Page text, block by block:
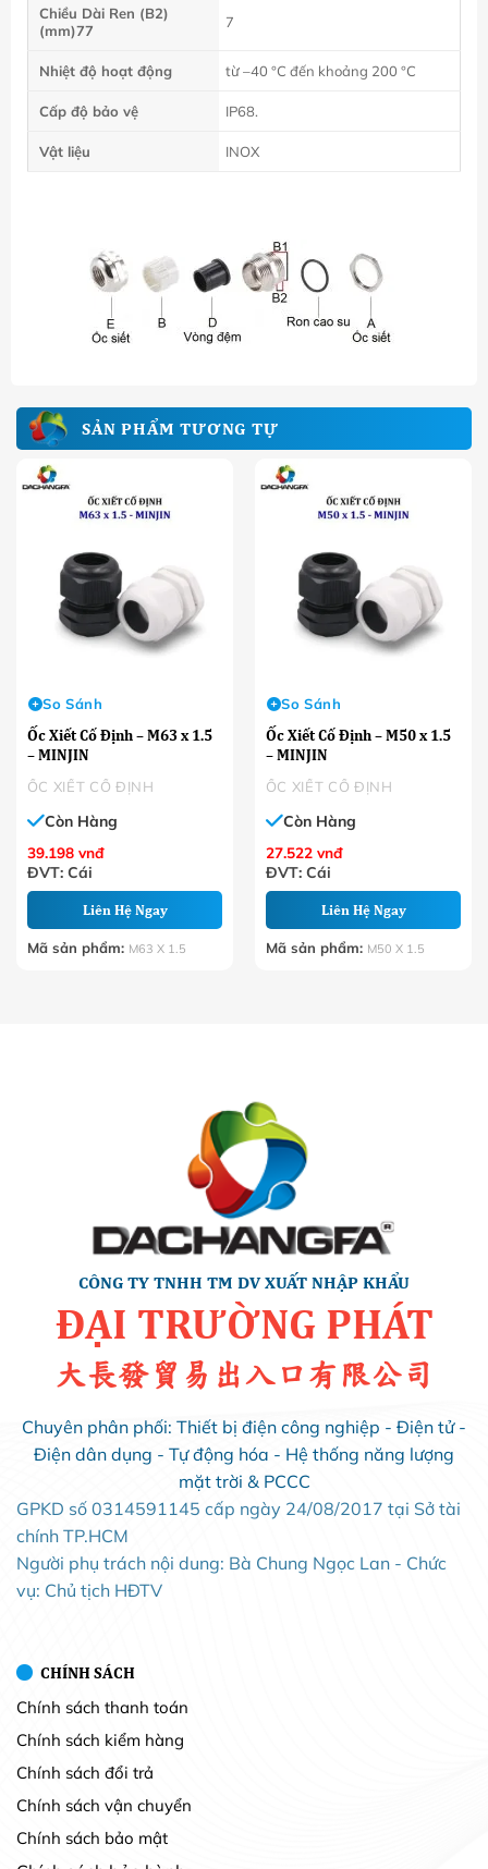
Chiều Dài Ren (B2)
(mm)77
7
Nhiệt độ hoạt động từ –40 °C đến khoảng 200 °C
Cấp độ bảo vệ IP68.
Vật liệu INOX
SẢN PHẨM TƯƠNG TỰ
ỐC XIẾT CỐ ĐỊNH
Ốc Xiết Cố Định – M63 x 1.5
– MINJIN
So Sánh
Còn Hàng
39.198 vnđ
ĐVT: Cái
Liên Hệ Ngay
Mã sản phẩm: M63 X 1.5
ỐC XIẾT CỐ ĐỊNH
Ốc Xiết Cố Định – M50 x 1.5
– MINJIN
So Sánh
Còn Hàng
27.522 vnđ
ĐVT: Cái
Liên Hệ Ngay
Mã sản phẩm: M50 X 1.5
CÔNG TY TNHH TM DV XUẤT NHẬP KHẨU
ĐẠI TRƯỜNG PHÁT
大長發貿易出入口有限公司
Chuyên phân phối: Thiết bị điện công nghiệp - Điện tử -
Điện dân dụng - Tự động hóa - Hệ thống năng lượng
mặt trời & PCCC
GPKD số 0314591145 cấp ngày 24/08/2017 tại Sở tài
chính TP.HCM
Người phụ trách nội dung: Bà Chung Ngọc Lan - Chức
vụ: Chủ tịch HĐTV
CHÍNH SÁCH
Chính sách thanh toán
Chính sách kiểm hàng
Chính sách đổi trả
Chính sách vận chuyển
Chính sách bảo mật